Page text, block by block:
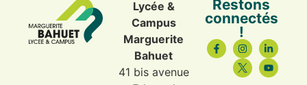
Lycée &
Campus
Marguerite
Bahuet
41 bis avenue
Restons
connectés
!